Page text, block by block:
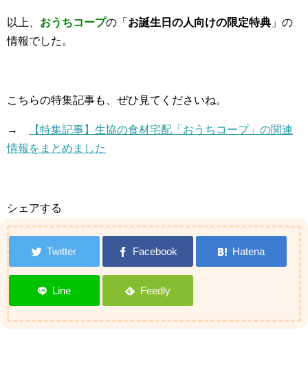
以上、 おうちコープの「 お誕生日の人向けの限定特典 」の
情報でした。
こちらの特集記事も、ぜひ見てくださいね。
→
【特集記事】生協の食材宅配「おうちコープ」の関連
情報をまとめました
シェアする